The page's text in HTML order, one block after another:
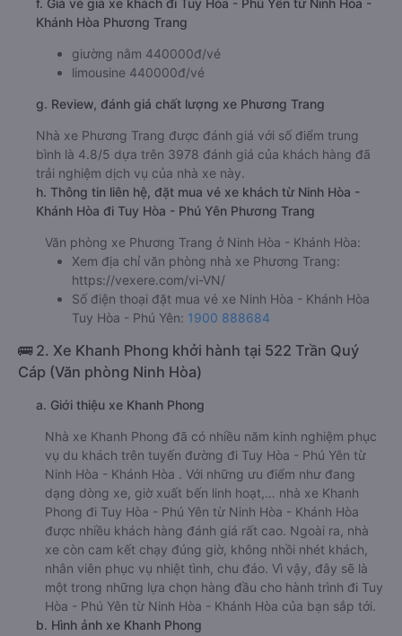
Khánh Hòa Phương Trang
giường nằm 440000đ/vé
limousine 440000đ/vé
g. Review, đánh giá chất lượng xe Phương Trang
Nhà xe Phương Trang được đánh giá với số điểm trung
bình là 4.8/5 dựa trên 3978 đánh giá của khách hàng đã
trải nghiệm dịch vụ của nhà xe này.
h. Thông tin liên hệ, đặt mua vé xe khách từ Ninh Hòa -
Khánh Hòa đi Tuy Hòa - Phú Yên Phương Trang
Văn phòng xe Phương Trang ở Ninh Hòa - Khánh Hòa:
Xem địa chỉ văn phòng nhà xe Phương Trang:
https://vexere.com/vi-VN/
Số điện thoại đặt mua vé xe Ninh Hòa - Khánh Hòa
Tuy Hòa - Phú Yên: 1900 888684
🚌 2. Xe Khanh Phong khởi hành tại 522 Trần Quý
Cáp (Văn phòng Ninh Hòa)
a. Giới thiệu xe Khanh Phong
Nhà xe Khanh Phong đã có nhiều năm kinh nghiệm phục
vụ du khách trên tuyến đường đi Tuy Hòa - Phú Yên từ
Ninh Hòa - Khánh Hòa . Với những ưu điểm như đang
dạng dòng xe, giờ xuất bến linh hoạt,… nhà xe Khanh
Phong đi Tuy Hòa - Phú Yên từ Ninh Hòa - Khánh Hòa
được nhiều khách hàng đánh giá rất cao. Ngoài ra, nhà
xe còn cam kết chạy đúng giờ, không nhồi nhét khách,
nhân viên phục vụ nhiệt tình, chu đáo. Vì vậy, đây sẽ là
một trong những lựa chọn hàng đầu cho hành trình đi Tuy
Hòa - Phú Yên từ Ninh Hòa - Khánh Hòa của bạn sắp tới.
b. Hình ảnh xe Khanh Phong